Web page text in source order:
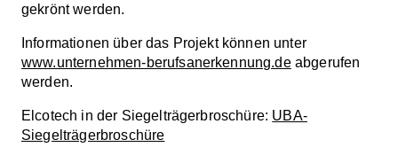
gekrönt werden.
Informationen über das Projekt können unter
www.unternehmen-berufsanerkennung.deabgerufen
werden.
Elcotech in der Siegelträgerbroschüre: UBA-
Siegelträgerbroschüre